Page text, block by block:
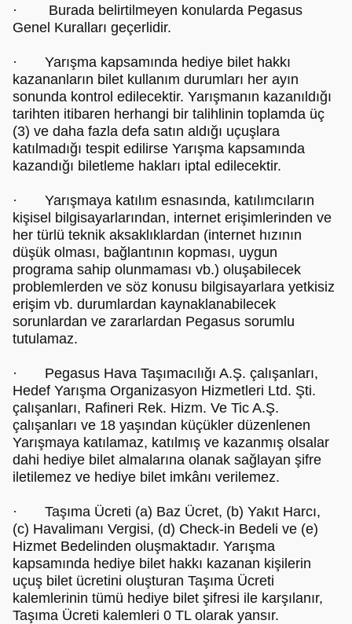
· Burada belirtilmeyen konularda Pegasus
Genel Kuralları geçerlidir.
· Yarışma kapsamında hediye bilet hakkı
kazananların bilet kullanım durumları her ayın
sonunda kontrol edilecektir. Yarışmanın kazanıldığı
tarihten itibaren herhangi bir talihlinin toplamda üç
(3) ve daha fazla defa satın aldığı uçuşlara
katılmadığı tespit edilirse Yarışma kapsamında
kazandığı biletleme hakları iptal edilecektir.
· Yarışmaya katılım esnasında, katılımcıların
kişisel bilgisayarlarından, internet erişimlerinden ve
her türlü teknik aksaklıklardan (internet hızının
düşük olması, bağlantının kopması, uygun
programa sahip olunmaması vb.) oluşabilecek
problemlerden ve söz konusu bilgisayarlara yetkisiz
erişim vb. durumlardan kaynaklanabilecek
sorunlardan ve zararlardan Pegasus sorumlu
tutulamaz.
· Pegasus Hava Taşımacılığı A.Ş. çalışanları,
Hedef Yarışma Organizasyon Hizmetleri Ltd. Şti.
çalışanları, Rafineri Rek. Hizm. Ve Tic A.Ş.
çalışanları ve 18 yaşından küçükler düzenlenen
Yarışmaya katılamaz, katılmış ve kazanmış olsalar
dahi hediye bilet almalarına olanak sağlayan şifre
iletilemez ve hediye bilet imkânı verilemez.
· Taşıma Ücreti (a) Baz Ücret, (b) Yakıt Harcı,
(c) Havalimanı Vergisi, (d) Check-in Bedeli ve (e)
Hizmet Bedelinden oluşmaktadır. Yarışma
kapsamında hediye bilet hakkı kazanan kişilerin
uçuş bilet ücretini oluşturan Taşıma Ücreti
kalemlerinin tümü hediye bilet şifresi ile karşılanır,
Taşıma Ücreti kalemleri 0 TL olarak yansır.